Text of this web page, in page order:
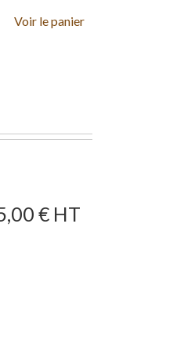
Voir le panier
€ HT